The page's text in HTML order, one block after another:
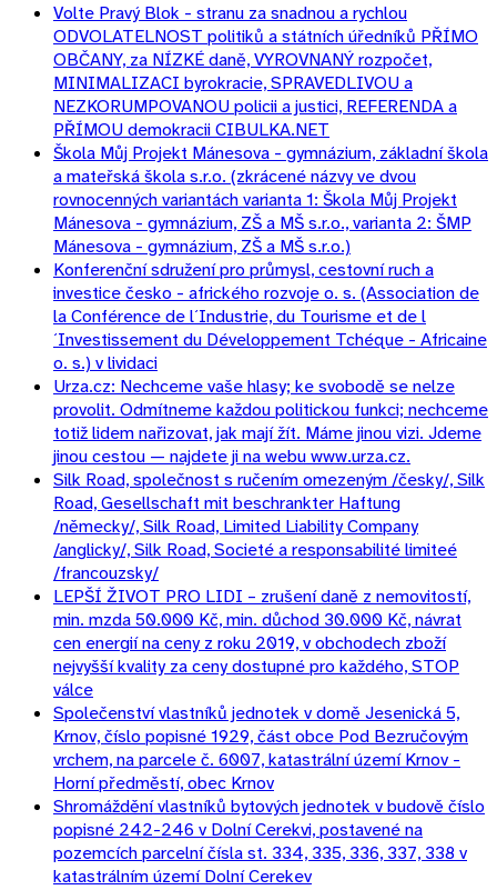
Volte Pravý Blok - stranu za snadnou a rychlou
ODVOLATELNOST politiků a státních úředníků PŘÍMO
OBČANY, za NÍZKÉ daně, VYROVNANÝ rozpočet,
MINIMALIZACI byrokracie, SPRAVEDLIVOU a
NEZKORUMPOVANOU policii a justici, REFERENDA a
PŘÍMOU demokracii CIBULKA.NET
Škola Můj Projekt Mánesova - gymnázium, základní škola
a mateřská škola s.r.o. (zkrácené názvy ve dvou
rovnocenných variantách varianta 1: Škola Můj Projekt
Mánesova - gymnázium, ZŠ a MŠ s.r.o., varianta 2: ŠMP
Mánesova - gymnázium, ZŠ a MŠ s.r.o.)
Konferenční sdružení pro průmysl, cestovní ruch a
investice česko - afrického rozvoje o. s. (Association de
la Conférence de l´Industrie, du Tourisme et de l
´Investissement du Développement Tchéque - Africaine
o. s.) v lividaci
Urza.cz: Nechceme vaše hlasy; ke svobodě se nelze
provolit. Odmítneme každou politickou funkci; nechceme
totiž lidem nařizovat, jak mají žít. Máme jinou vizi. Jdeme
jinou cestou — najdete ji na webu www.urza.cz.
Silk Road, společnost s ručením omezeným /česky/, Silk
Road, Gesellschaft mit beschrankter Haftung
/německy/, Silk Road, Limited Liability Company
/anglicky/, Silk Road, Societé a responsabilité limiteé
/francouzsky/
LEPŠÍ ŽIVOT PRO LIDI – zrušení daně z nemovitostí,
min. mzda 50.000 Kč, min. důchod 30.000 Kč, návrat
cen energií na ceny z roku 2019, v obchodech zboží
nejvyšší kvality za ceny dostupné pro každého, STOP
válce
Společenství vlastníků jednotek v domě Jesenická 5,
Krnov, číslo popisné 1929, část obce Pod Bezručovým
vrchem, na parcele č. 6007, katastrální území Krnov -
Horní předměstí, obec Krnov
Shromáždění vlastníků bytových jednotek v budově číslo
popisné 242-246 v Dolní Cerekvi, postavené na
pozemcích parcelní čísla st. 334, 335, 336, 337, 338 v
katastrálním území Dolní Cerekev